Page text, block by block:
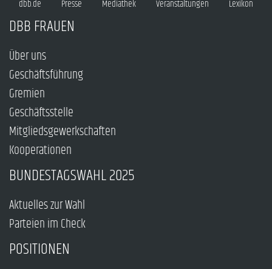
dbb.de Presse Mediathek Veranstaltungen Lexikon
DBB FRAUEN
Über uns
Geschäftsführung
Gremien
Geschäftsstelle
Mitgliedsgewerkschaften
Kooperationen
BUNDESTAGSWAHL 2025
Aktuelles zur Wahl
Parteien im Check
POSITIONEN